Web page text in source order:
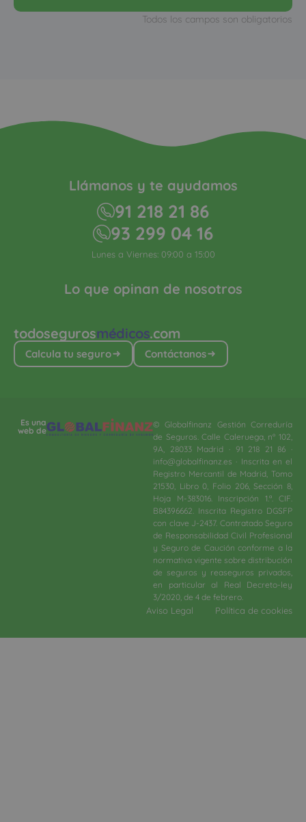
Todos los campos son obligatorios
todosegurosmédicos.com
Calcula tu seguro Contáctanos
Lo que opinan de nosotros
Llámanos y te ayudamos
91 218 21 86
93 299 04 16
Lunes a Viernes: 09:00 a 15:00
Es una
web de
© Globalfinanz Gestión Correduría
de Seguros. Calle Caleruega, nº 102,
9A, 28033 Madrid · 91 218 21 86 ·
info@globalfinanz.es · Inscrita en el
Registro Mercantil de Madrid, Tomo
21530, Libro 0, Folio 206, Sección 8,
Hoja M-383016. Inscripción 1.ª. CIF.
B84396662. Inscrita Registro DGSFP
con clave J-2437. Contratado Seguro
de Responsabilidad Civil Profesional
y Seguro de Caución conforme a la
normativa vigente sobre distribución
de seguros y reaseguros privados,
en particular al Real Decreto-ley
3/2020, de 4 de febrero.​
Aviso Legal Política de cookies